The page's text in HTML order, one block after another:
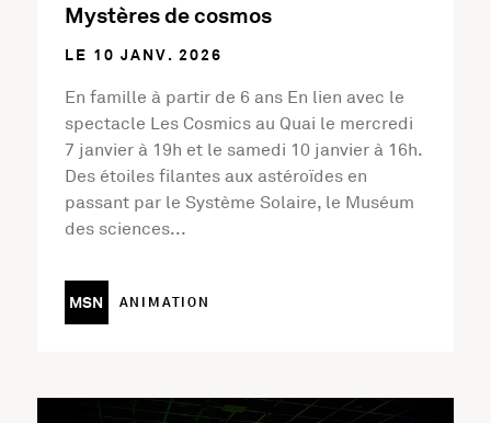
Mystères de cosmos
LE 10 JANV. 2026
En famille à partir de 6 ans En lien avec le
spectacle Les Cosmics au Quai le mercredi
7 janvier à 19h et le samedi 10 janvier à 16h.
Des étoiles filantes aux astéroïdes en
passant par le Système Solaire, le Muséum
des sciences...
MSN ANIMATION
En savoir plus sur l'activité Nocturne Exposition Digital